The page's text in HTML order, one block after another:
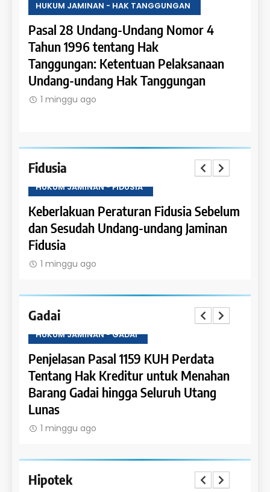
JAMINAN - HAK TANGGUNGAN
28 Undang-Undang Nomor 4
1996 tentang Hak
Ketentuan Pelaksanaan
undang Hak Tanggungan
ago
Pasal 27
Penerapan
Rumah
Fidusia
HUKUM JAMINAN - FIDUSIA
Keberlakuan Peraturan Fidusia Sebelum
dan Sesudah Undang-undang Jaminan
Fidusia
1 minggu ago
Gadai
HUKUM JAMINAN - GADAI
Penjelasan Pasal 1159 KUH Perdata
Tentang Hak Kreditur untuk Menahan
Barang Gadai hingga Seluruh Utang
Lunas
1 minggu ago
Hipotek